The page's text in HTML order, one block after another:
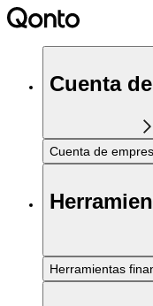
Cuenta
Cuenta de
Herramientas